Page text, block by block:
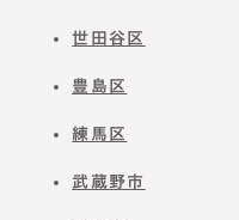
世田谷区
豊島区
練馬区
武蔵野市